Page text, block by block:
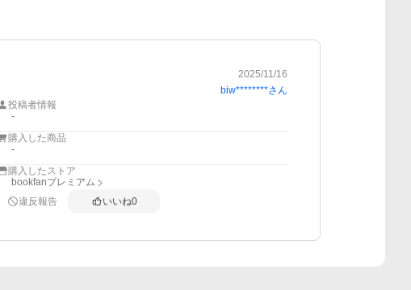
2025/11/16
biw********さん
投稿者情報
-
購入した商品
-
購入したストア
bookfanプレミアム
違反報告
いいね0